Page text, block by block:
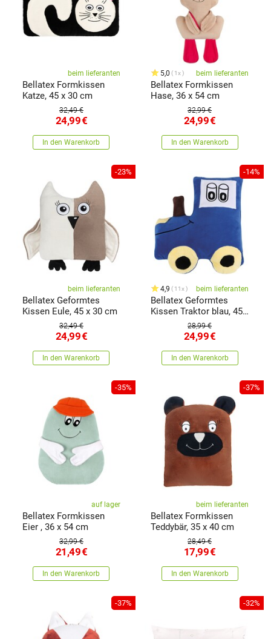
beim lieferanten
Bellatex Formkissen
Katze, 45 x 30 cm
32,49 €
24,99€
In den Warenkorb
5,0 1x beim lieferanten
Bellatex Formkissen
Hase, 36 x 54 cm
32,99 €
24,99€
In den Warenkorb
-23%
beim lieferanten
Bellatex Geformtes
Kissen Eule, 45 x 30 cm
32,49 €
24,99€
In den Warenkorb
-14%
4,9 11x beim lieferanten
Bellatex Geformtes
Kissen Traktor blau, 45
28,99 €
24,99€
In den Warenkorb
-35%
auf lager
Bellatex Formkissen
Eier , 36 x 54 cm
32,99 €
21,49€
In den Warenkorb
-37%
beim lieferanten
Bellatex Formkissen
Teddybär, 35 x 40 cm
28,49 €
17,99€
In den Warenkorb
-37% -32%